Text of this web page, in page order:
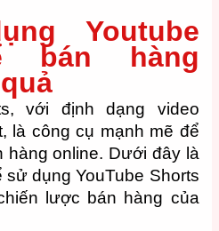
Youtube
bán hàng
với định dạng video
là công cụ mạnh mẽ để
hàng online. Dưới đây là
sử dụng YouTube Shorts
lược bán hàng của